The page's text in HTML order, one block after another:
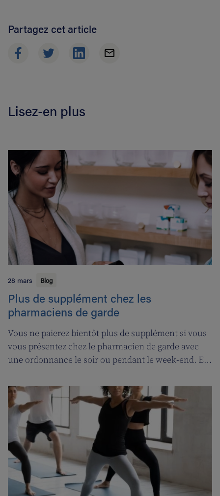
Partagez cet article
Lisez-en plus
28 mars Blog
Plus de supplément chez les
pharmaciens de garde
Vous ne paierez bientôt plus de supplément si vous
vous présentez chez le pharmacien de garde avec
une ordonnance le soir ou pendant le week-end. En
sera introduite pour les pharmaciens de garde.